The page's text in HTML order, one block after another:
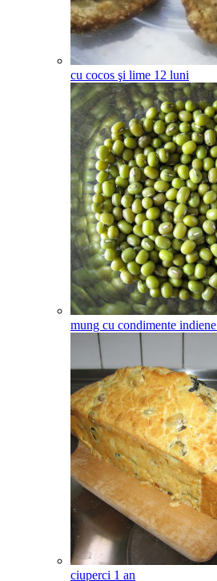
cu cocos şi lime 12 luni
mung cu condimente indiene
ciuperci 1 an